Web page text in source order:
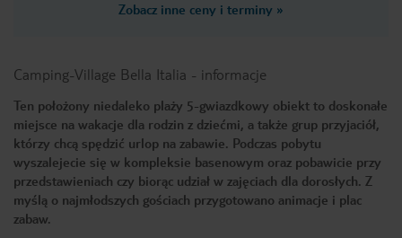
Zobacz inne ceny i terminy »
Camping-Village Bella Italia - informacje
Ten położony niedaleko plaży 5-gwiazdkowy obiekt to doskonałe
miejsce na wakacje dla rodzin z dziećmi, a także grup przyjaciół,
którzy chcą spędzić urlop na zabawie. Podczas pobytu
wyszalejecie się w kompleksie basenowym oraz pobawicie przy
przedstawieniach czy biorąc udział w zajęciach dla dorosłych. Z
myślą o najmłodszych gościach przygotowano animacje i plac
zabaw.